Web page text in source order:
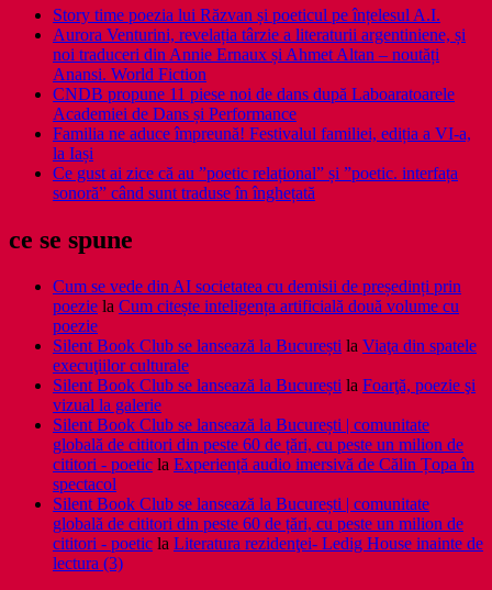
Story time poezia lui Răzvan și poeticul pe înțelesul A.I.
Aurora Venturini, revelația târzie a literaturii argentiniene, și
noi traduceri din Annie Ernaux și Ahmet Altan – noutăți
Anansi. World Fiction
CNDB propune 11 piese noi de dans după Laboaratoarele
Academiei de Dans și Performance
Familia ne aduce împreună! Festivalul familiei, ediția a VI-a,
la Iași
Ce gust ai zice că au ”poetic relațional” și ”poetic. interfața
sonoră” când sunt traduse în înghețată
ce se spune
Cum se vede din AI societatea cu demisii de președinți prin
poezie la Cum citește inteligența artificială două volume cu
poezie
Silent Book Club se lansează la București la Viaţa din spatele
execuţiilor culturale
Silent Book Club se lansează la București la Foarţă, poezie şi
vizual la galerie
Silent Book Club se lansează la București | comunitate
globală de cititori din peste 60 de țări, cu peste un milion de
cititori - poetic la Experiență audio imersivă de Călin Țopa în
spectacol
Silent Book Club se lansează la București | comunitate
globală de cititori din peste 60 de țări, cu peste un milion de
cititori - poetic la Literatura rezidenţei- Ledig House inainte de
lectura (3)